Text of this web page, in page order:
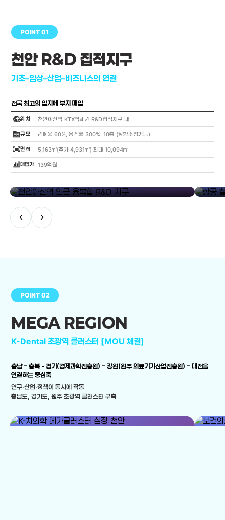
POINT 01
천안 R&D 집적지구
기초–임상–산업–비즈니스의 연결
전국 최고의 입지에 부지 매입
globe_location_pin위 치 천안아산역 KTX역세권 R&D집적지구 내
corporate_fare규 모 건폐율 60%, 용적률 300%, 10층 (상향조정가능)
fit_screen면 적 5,163㎡(추가 4,931㎡) 최대 10,094㎡
bar_chart_4_bars매입가 139억원
‹ ›
POINT 02
MEGA REGION
K-Dental 초광역 클러스터 [MOU 체결]
충남 – 충북 - 경기(경제과학진흥원) – 강원(원주 의료기기산업진흥원) – 대전을
연결하는 중심축
연구·산업·정책이 동시에 작동
충남도, 경기도, 원주 초광역 클러스터 구축